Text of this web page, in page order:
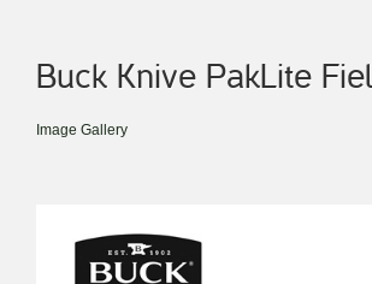
Buck Knive PakLite
Image Gallery